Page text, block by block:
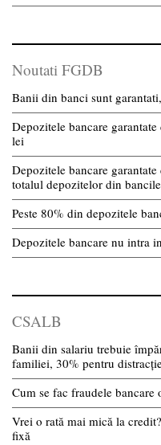
Noutati FGDB
Banii din banci sunt
Depozitele bancare
lei
Depozitele bancare
totalul depozitelor din
Peste 80% din depozitele
Depozitele bancare nu intra
CSALB
Banii din salariu trebuie
familiei, 30% pentru
Cum se fac fraudele
Vrei o rată mai mică la
fixă